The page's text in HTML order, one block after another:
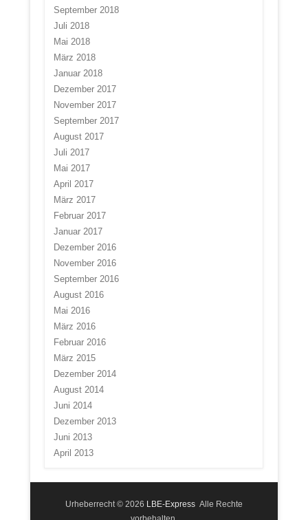
September 2018
Juli 2018
Mai 2018
März 2018
Januar 2018
Dezember 2017
November 2017
September 2017
August 2017
Juli 2017
Mai 2017
April 2017
März 2017
Februar 2017
Januar 2017
Dezember 2016
November 2016
September 2016
August 2016
Mai 2016
März 2016
Februar 2016
März 2015
Dezember 2014
August 2014
Juni 2014
Dezember 2013
Juni 2013
April 2013
Urheberrecht © 2026 LBE-Express Alle Rechte